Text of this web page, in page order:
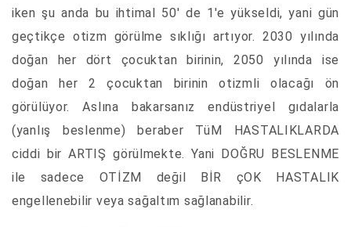
iken şu anda bu ihtimal 50' de 1'e yükseldi, yani gün
geçtikçe otizm görülme sıklığı artıyor. 2030 yılında
doğan her dört çocuktan birinin, 2050 yılında ise
doğan her 2 çocuktan birinin otizmli olacağı ön
görülüyor. Aslına bakarsanız endüstriyel gıdalarla
(yanlış beslenme) beraber TüM HASTALIKLARDA
ciddi bir ARTIŞ görülmekte. Yani DOĞRU BESLENME
ile sadece OTİZM değil BİR çOK HASTALIK
engellenebilir veya sağaltım sağlanabilir.